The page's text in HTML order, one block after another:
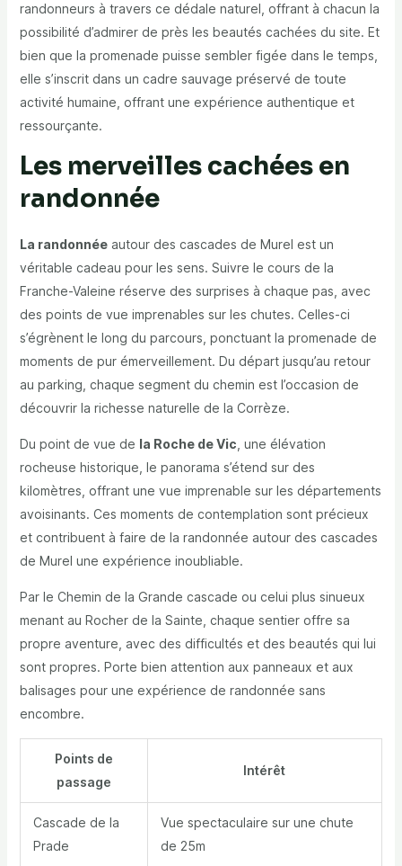
randonneurs à travers ce dédale naturel, offrant à chacun la
possibilité d’admirer de près les beautés cachées du site. Et
bien que la promenade puisse sembler figée dans le temps,
elle s’inscrit dans un cadre sauvage préservé de toute
activité humaine, offrant une expérience authentique et
ressourçante.
Les merveilles cachées en
randonnée
La randonnéeautour des cascades de Murel est un
véritable cadeau pour les sens. Suivre le cours de la
Franche-Valeine réserve des surprises à chaque pas, avec
des points de vue imprenables sur les chutes. Celles-ci
s’égrènent le long du parcours, ponctuant la promenade de
moments de pur émerveillement. Du départ jusqu’au retour
au parking, chaque segment du chemin est l’occasion de
découvrir la richesse naturelle de la Corrèze.
Du point de vue de la Roche de Vic , une élévation
rocheuse historique, le panorama s’étend sur des
kilomètres, offrant une vue imprenable sur les départements
avoisinants. Ces moments de contemplation sont précieux
et contribuent à faire de la randonnée autour des cascades
de Murel une expérience inoubliable.
Par le Chemin de la Grande cascade ou celui plus sinueux
menant au Rocher de la Sainte, chaque sentier offre sa
propre aventure, avec des difficultés et des beautés qui lui
sont propres. Porte bien attention aux panneaux et aux
balisages pour une expérience de randonnée sans
encombre.
Points de
passage
Intérêt
Cascade de la
Prade
Vue spectaculaire sur une chute
de 25m